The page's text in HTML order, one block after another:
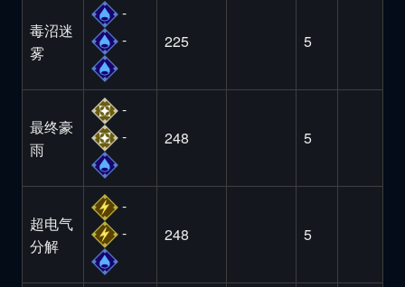
毒沼迷
雾
-
-
225 5
最终豪
雨
-
-
248 5
超电气
分解
-
-
248 5